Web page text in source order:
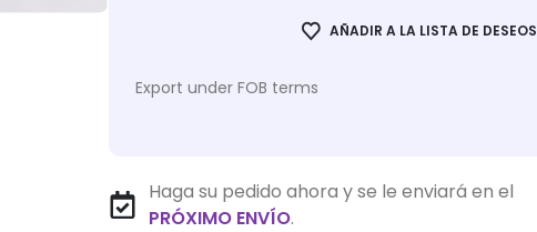
AÑADIR A LA LISTA DE DESEOS
Export under FOB terms
Haga su pedido ahora y se le enviará en el
PRÓXIMO ENVÍO.